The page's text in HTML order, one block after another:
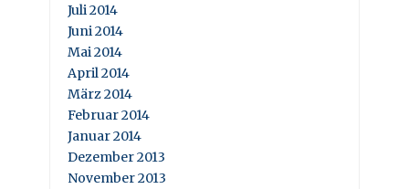
Juli 2014
Juni 2014
Mai 2014
April 2014
März 2014
Februar 2014
Januar 2014
Dezember 2013
November 2013